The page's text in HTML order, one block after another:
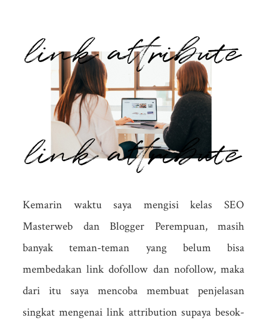
Kemarin waktu saya mengisi kelas SEO
Masterweb dan Blogger Perempuan, masih
banyak teman-teman yang belum bisa
membedakan link dofollow dan nofollow, maka
dari itu saya mencoba membuat penjelasan
singkat mengenai link attribution supaya besok-